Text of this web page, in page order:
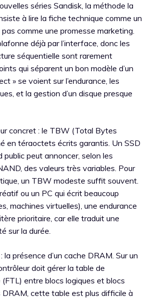
séries Sandisk, la méthode la
à lire la fiche technique comme un
pas comme une promesse marketing.
déjà par l’interface, donc les
séquentielle sont rarement
qui séparent un bon modèle d’un
» se voient sur l’endurance, les
et la gestion d’un disque presque
concret : le TBW (Total Bytes
en téraoctets écrits garantis. Un SSD
public peut annoncer, selon les
des valeurs très variables. Pour
un TBW modeste suffit souvent.
ou un PC qui écrit beaucoup
machines virtuelles), une endurance
prioritaire, car elle traduit une
sur la durée.
la présence d’un cache DRAM. Sur un
doit gérer la table de
entre blocs logiques et blocs
DRAM, cette table est plus difficile à